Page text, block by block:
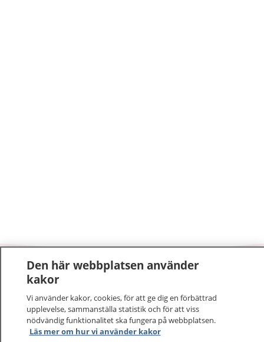
1177–tryggt om din hälsa och vård
På 1177.se får du råd om hälsa och information om
sjukdomar och vilka mottagningar du kan kontakta.
Logga in för att läsa din journal och göra dina
Den här webbplatsen använder
kakor
Vi använder kakor, cookies, för att ge dig en förbättrad
upplevelse, sammanställa statistik och för att viss
nödvändig funktionalitet ska fungera på webbplatsen.
Läs mer om hur vi använder kakor